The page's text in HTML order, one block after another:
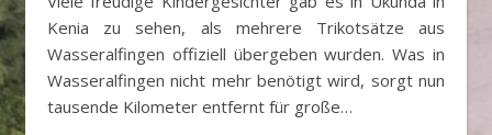
Kenia zu sehen, als mehrere Trikotsätze aus
Wasseralfingen offiziell übergeben wurden. Was in
Wasseralfingen nicht mehr benötigt wird, sorgt nun
tausende Kilometer entfernt für große…